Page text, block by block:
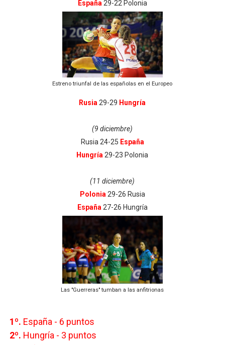
España 29-22 Polonia
Estreno triunfal de las españolas en el Europeo
Rusia 29-29 Hungría
(9 diciembre)
Rusia 24-25 España
Hungría 29-23 Polonia
(11 diciembre)
Polonia 29-26 Rusia
España 27-26 Hungría
Las "Guerreras" tumban a las anfitrionas
1º. España - 6 puntos
2º. Hungría - 3 puntos